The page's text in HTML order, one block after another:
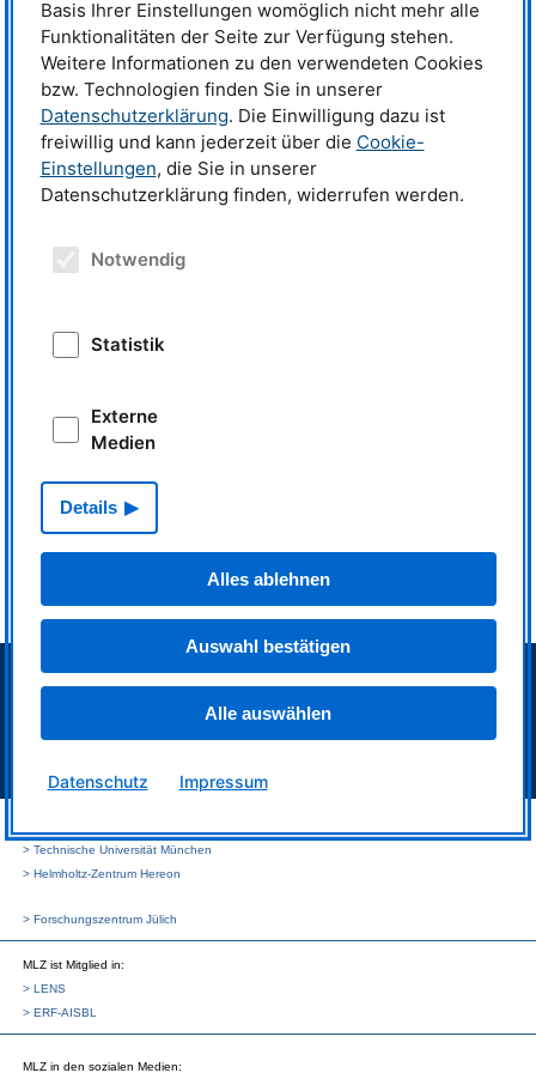
Additionally, the method is sensitive to effects of the positron wavefunction
and to correlations between the positron and the electrons or electron
many-body effects.
Leiter der Forschungsgruppe
Prof. Dr. Christoph Hugenschmidt
Telefon: +49 (0)89 289-14609
E-Mail:
christoph.hugenschmidt@frm2.tum.de
Physik mit Positronen
Team
Forschung:
-Freie Volumina
-Elektronische Struktur
-Grundlagenforschung
Publikationen & Präsentationen
Lehre
> Intranet MLZ/FRM II
> Datenschutz
> Technische Universität München
> Helmholtz-Zentrum Hereon
> Forschungszentrum Jülich
MLZ ist Mitglied in:
> LENS
> ERF-AISBL
MLZ in den sozialen Medien:
Basis Ihrer Einstellungen womöglich nicht mehr alle
Funktionalitäten der Seite zur Verfügung stehen.
Weitere Informationen zu den verwendeten Cookies
bzw. Technologien finden Sie in unserer
Datenschutzerklärung. Die Einwilligung dazu ist
freiwillig und kann jederzeit über die Cookie-
Einstellungen, die Sie in unserer
Datenschutzerklärung finden, widerrufen werden.
Notwendig
Statistik
Externe
Medien
Details
Alles ablehnen
Auswahl bestätigen
Alle auswählen
Datenschutz Impressum